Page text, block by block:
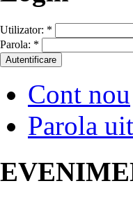
Utilizator: *
Parola: *
Cont nou
Parola